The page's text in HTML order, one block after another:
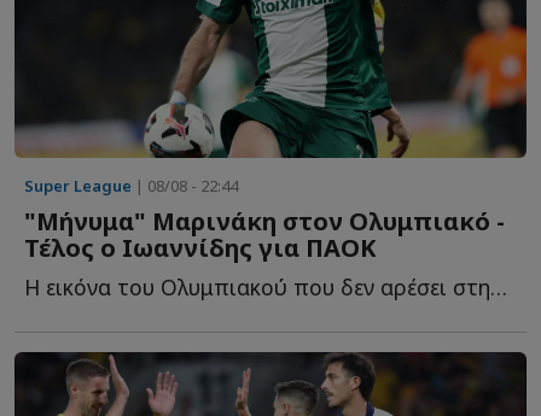
Super League | 08/08 - 22:44
"Μήνυμα" Μαρινάκη στον Ολυμπιακό -
Τέλος ο Ιωαννίδης για ΠΑΟΚ
Η εικόνα του Ολυμπιακού που δεν αρέσει στην διοίκηση, τ...